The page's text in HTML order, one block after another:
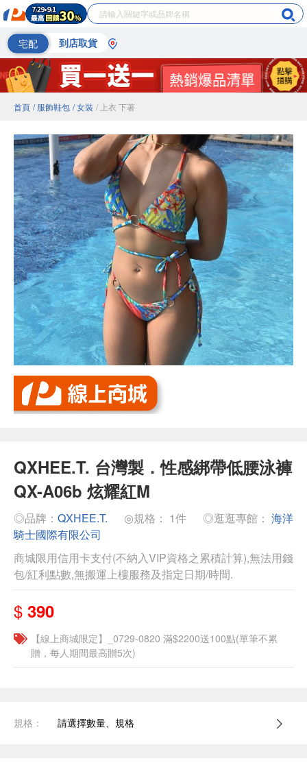
宅配 到店取貨
首頁 / 服飾鞋包 / 女裝 / 上衣 下著
QXHEE.T. 台灣製．性感綁帶低腰泳褲
QX-A06b 炫耀紅M
◎品牌： QXHEE.T. ◎規格： 1件 ◎逛逛專館： 海洋
騎士國際有限公司
商城限用信用卡支付(不納入VIP資格之累積計算),無法用錢
包/紅利點數,無搬運上樓服務及指定日期/時間.
$ 390
【線上商城限定】_0729-0820 滿$2200送100點(單筆不累
贈，每人期間最高贈5次)
規格： 請選擇數量、規格